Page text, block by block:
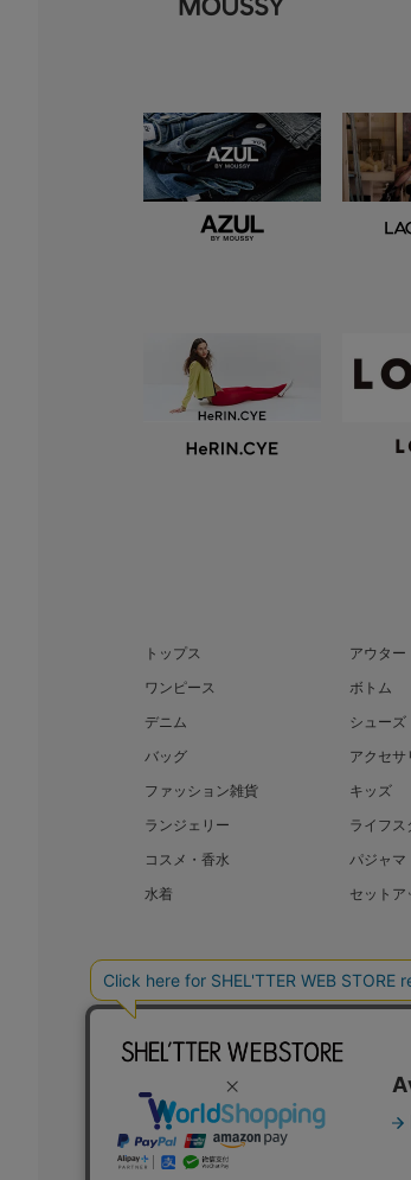
トップス
アウター
ワンピース
ボトム
デニム
シューズ
バッグ
アクセサ
ファッション雑貨
キッズ
ランジェリー
ライフス
コスメ・香水
パジャマ
水着
セットア
BAROQUE JAPAN LIMITED
COPYRIGHT © BAROQUE JAPAN LIMITED